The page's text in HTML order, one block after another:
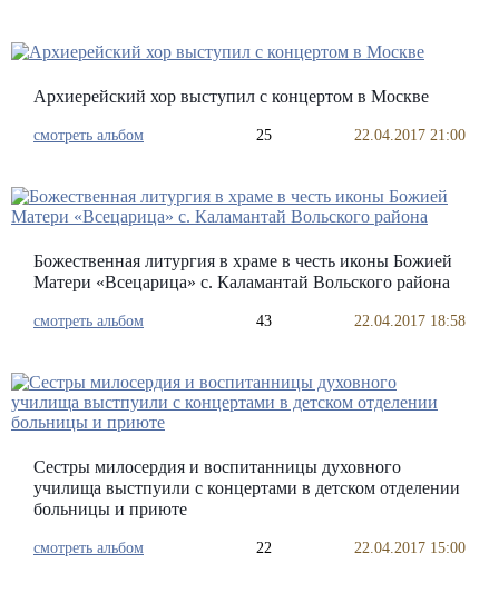
Архиерейский хор выступил с концертом в Москве
смотреть альбом 25 22.04.2017 21:00
Божественная литургия в храме в честь иконы Божией
Матери «Всецарица» с. Каламантай Вольского района
смотреть альбом 43 22.04.2017 18:58
Сестры милосердия и воспитанницы духовного
училища выстпуили с концертами в детском отделении
больницы и приюте
смотреть альбом 22 22.04.2017 15:00